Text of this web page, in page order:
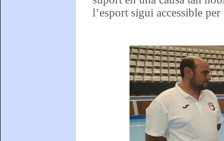
l’esport sigui accessible